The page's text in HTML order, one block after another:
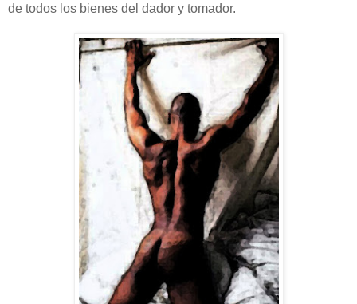
de todos los bienes del dador y tomador.